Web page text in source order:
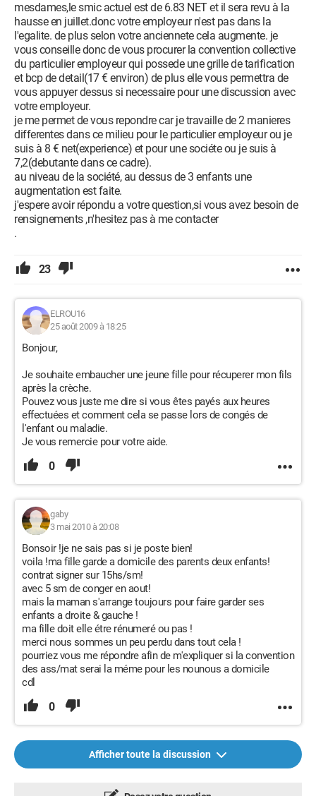
mesdames,le smic actuel est de 6.83 NET et il sera revu à la
hausse en juillet.donc votre employeur n'est pas dans la
l'egalite. de plus selon votre anciennete cela augmente. je
vous conseille donc de vous procurer la convention collective
du particulier employeur qui possede une grille de tarification
et bcp de detail(17 € environ) de plus elle vous permettra de
vous appuyer dessus si necessaire pour une discussion avec
votre employeur.
je me permet de vous repondre car je travaille de 2 manieres
differentes dans ce milieu pour le particulier employeur ou je
suis à 8 € net(experience) et pour une sociéte ou je suis à
7,2(debutante dans ce cadre).
au niveau de la société, au dessus de 3 enfants une
augmentation est faite.
j'espere avoir répondu a votre question,si vous avez besoin de
rensignements ,n'hesitez pas à me contacter
.
23
ELROU16
25 août 2009 à 18:25
Bonjour,
Je souhaite embaucher une jeune fille pour récuperer mon fils
après la crèche.
Pouvez vous juste me dire si vous êtes payés aux heures
effectuées et comment cela se passe lors de congés de
l'enfant ou maladie.
Je vous remercie pour votre aide.
0
gaby
3 mai 2010 à 20:08
Bonsoir !je ne sais pas si je poste bien!
voila !ma fille garde a domicile des parents deux enfants!
contrat signer sur 15hs/sm!
avec 5 sm de conger en aout!
mais la maman s'arrange toujours pour faire garder ses
enfants a droite & gauche !
ma fille doit elle étre rénumeré ou pas !
merci nous sommes un peu perdu dans tout cela !
pourriez vous me répondre afin de m'expliquer si la convention
des ass/mat serai la méme pour les nounous a domicile
cdl
0
Afficher toute la discussion